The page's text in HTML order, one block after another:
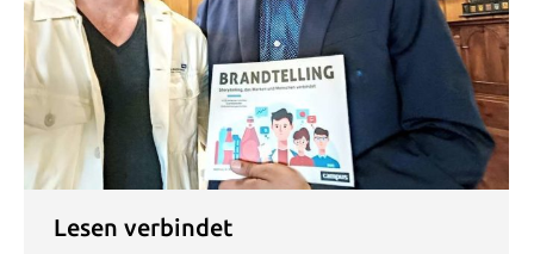
Lesen verbindet